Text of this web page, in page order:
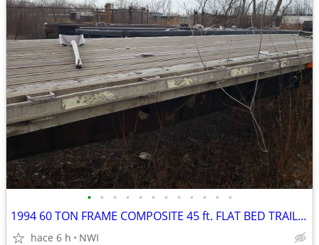
• • • • • • • • • • • •
1994 60 TON FRAME COMPOSITE 45 ft. FLAT BED TRAILER-- SPREAD AXLE
hace 6 h NWI